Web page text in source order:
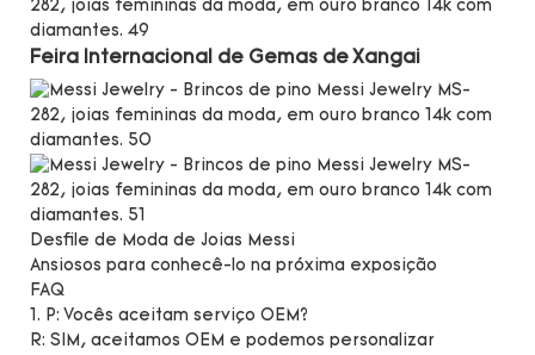
Feira Internacional de Gemas de Xangai
Desfile de Moda de Joias Messi
Ansiosos para conhecê-lo na próxima exposição
FAQ
1. P: Vocês aceitam serviço OEM?
R: SIM, aceitamos OEM e podemos personalizar